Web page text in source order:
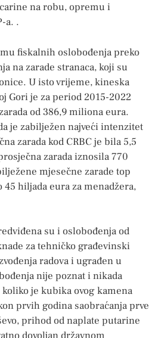
na robu, opremu i
a. .
fiskalnih oslobođenja preko
na zarade stranaca, koji su
U isto vrijeme, kineska
Gori je za period 2015-2022
od 386,9 miliona eura.
je zabilježen najveći intenzitet
zarada kod CRBC je bila 5,5
zarada iznosila 770
mjesečne zarade top
hiljada eura za menadžera,
su i oslobođenja od
za tehničko građevinski
radova i ugrađen u
nije poznat i nikada
je kubika ovog kamena
prvih godina saobraćanja prve
prihod od naplate putarine